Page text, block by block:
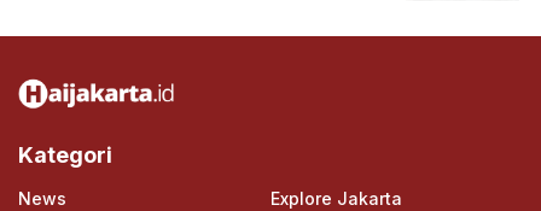
Kategori
News
Explore Jakarta